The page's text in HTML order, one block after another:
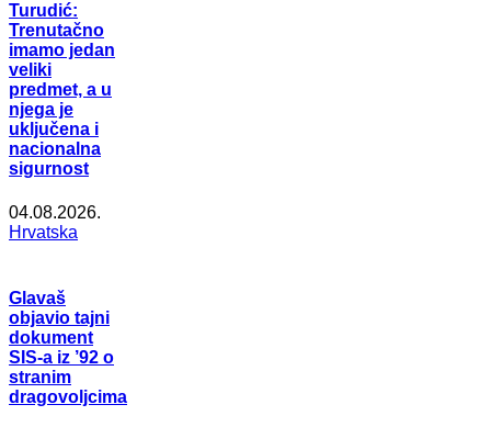
Turudić:
Trenutačno
imamo jedan
veliki
predmet, a u
njega je
uključena i
nacionalna
sigurnost
04.08.2026.
Hrvatska
Glavaš
objavio tajni
dokument
SIS-a iz ’92 o
stranim
dragovoljcima